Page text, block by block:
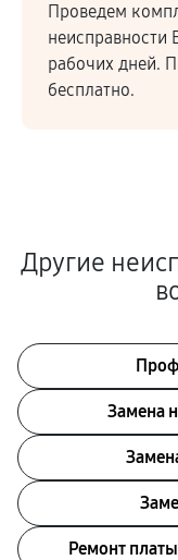
Проведем
неисправности
рабочих дней.
бесплатно.
Другие
Замена
Ремонт